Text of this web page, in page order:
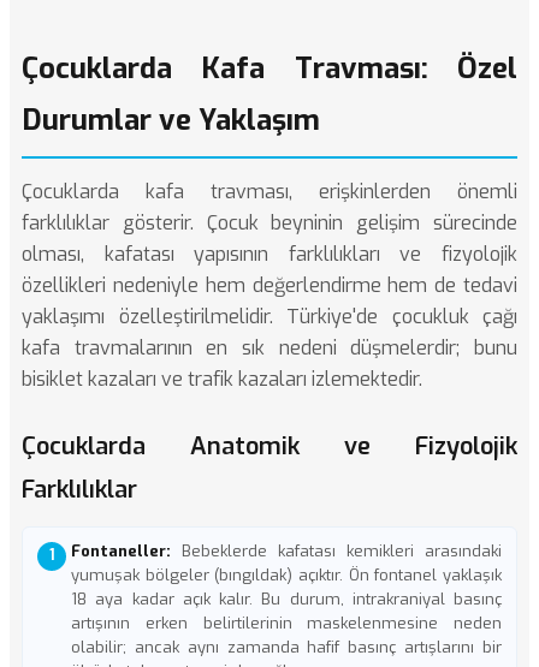
Çocuklarda Kafa Travması: Özel
Durumlar ve Yaklaşım
Çocuklarda kafa travması, erişkinlerden önemli
farklılıklar gösterir. Çocuk beyninin gelişim sürecinde
olması, kafatası yapısının farklılıkları ve fizyolojik
özellikleri nedeniyle hem değerlendirme hem de tedavi
yaklaşımı özelleştirilmelidir. Türkiye'de çocukluk çağı
kafa travmalarının en sık nedeni düşmelerdir; bunu
bisiklet kazaları ve trafik kazaları izlemektedir.
Çocuklarda Anatomik ve Fizyolojik
Farklılıklar
Fontaneller: Bebeklerde kafatası kemikleri arasındaki
yumuşak bölgeler (bıngıldak) açıktır. Ön fontanel yaklaşık
18 aya kadar açık kalır. Bu durum, intrakraniyal basınç
artışının erken belirtilerinin maskelenmesine neden
olabilir; ancak aynı zamanda hafif basınç artışlarını bir